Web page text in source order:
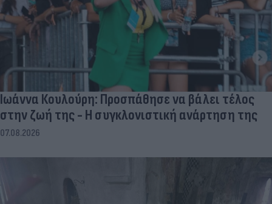
Ιωάννα Κουλούρη: Προσπάθησε να βάλει τέλος
στην ζωή της - Η συγκλονιστική ανάρτηση της
07.08.2026